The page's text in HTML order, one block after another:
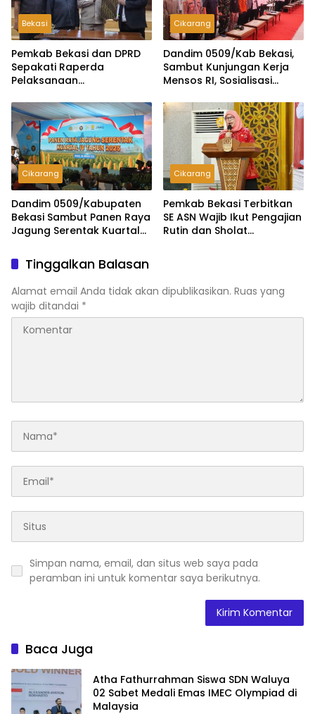
Bekasi
Pemkab Bekasi dan DPRD
Sepakati Raperda
Pelaksanaan
APBD 2025, Perkuat
Akuntabilitas Tata Kelola
Keuangan Daerah
Cikarang
Dandim 0509/Kab Bekasi,
Sambut Kunjungan Kerja
Mensos RI, Sosialisasi
Wibawamukti
Cikarang
Dandim 0509/Kabupaten
Bekasi Sambut Panen Raya
Jagung Serentak Kuartal
Cikarang
Pemkab Bekasi Terbitkan
SE ASN Wajib Ikut Pengajian
Rutin dan Sholat
Tinggalkan Balasan
Alamat email Anda tidak akan dipublikasikan. Ruas yang
wajib ditandai *
Simpan nama, email, dan situs web saya pada
peramban ini untuk komentar saya berikutnya.
Baca Juga
Atha Fathurrahman Siswa SDN Waluya
02 Sabet Medali Emas IMEC Olympiad di
Malaysia